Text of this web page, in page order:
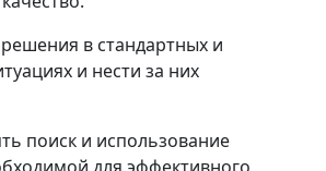
в стандартных и
и нести за них
поиск и использование